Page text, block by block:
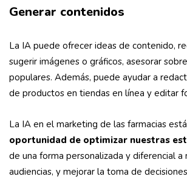
Generar contenidos
La IA puede ofrecer ideas de contenido,
sugerir imágenes o gráficos, asesorar
populares. Además, puede ayudar a
de productos en tiendas en línea y editar
La IA en el marketing de las farmacias
oportunidad de optimizar nuestras
de una forma personalizada y diferencial a
audiencias, y mejorar la toma de